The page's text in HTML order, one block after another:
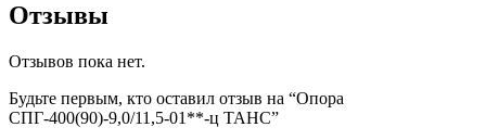
Отзывы
Отзывов пока нет.
Будьте первым, кто оставил отзыв на “Опора
СПГ-400(90)-9,0/11,5-01**-ц ТАНС”